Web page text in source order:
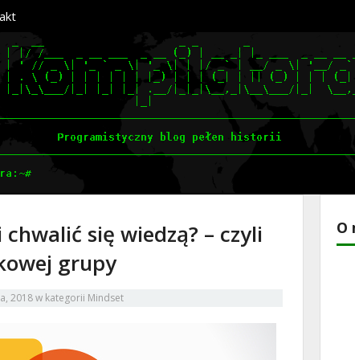
się wiedzą? – czyli
grupy
2018w kategorii Mindset
O